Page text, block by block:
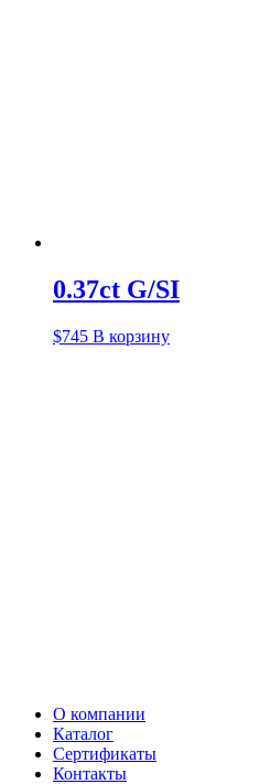
0.37ct G/SI
$745 В корзину
О компании
Каталог
Сертификаты
Контакты